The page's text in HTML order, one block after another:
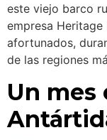
este viejo barco
empresa
afortunados,
de las regiones
Un mes